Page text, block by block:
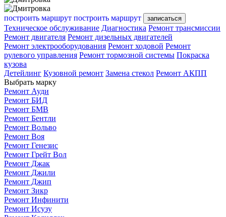
построить маршрут построить маршрут записаться
Техническое обслуживание Диагностика Ремонт трансмиссии
Ремонт двигателя Ремонт дизельных двигателей
Ремонт электрооборудования Ремонт ходовой Ремонт
рулевого управления Ремонт тормозной системы Покраска
кузова
Детейлинг Кузовной ремонт Замена стекол Ремонт АКПП
Выбрать марку
Ремонт Ауди
Ремонт БИД
Ремонт БМВ
Ремонт Бентли
Ремонт Вольво
Ремонт Воя
Ремонт Генезис
Ремонт Грейт Вол
Ремонт Джак
Ремонт Джили
Ремонт Джип
Ремонт Зикр
Ремонт Инфинити
Ремонт Исузу